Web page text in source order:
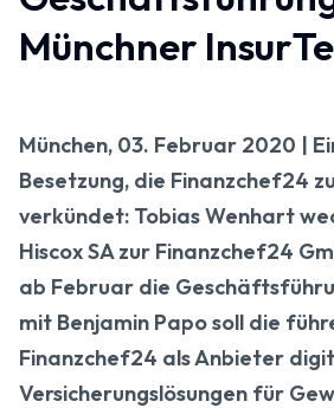
Münchner
München, 03. Februar 2020 |
Besetzung, die Finanzchef24
verkündet: Tobias Wenhart
Hiscox SA zur Finanzchef24
ab Februar die
mit Benjamin Papo soll die
Finanzchef24 als Anbieter
Versicherungslösungen für